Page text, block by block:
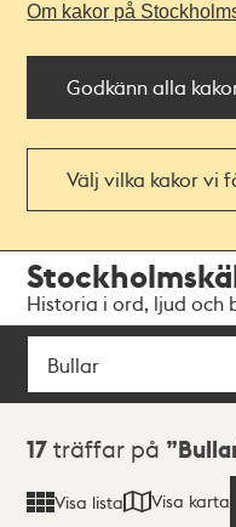
Om kakor på
Godkänn alla
Välj vilka kakor vi
navigationen
huvudinnehållet
Historia i ord, ljud och
Sök
Sökresultat
17 träffar på
Visa lista Visa karta